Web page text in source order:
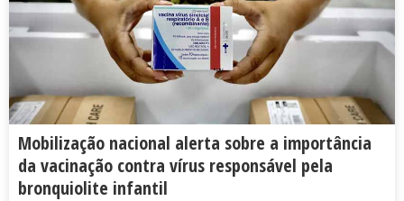
Mobilização nacional alerta sobre a importância
da vacinação contra vírus responsável pela
bronquiolite infantil